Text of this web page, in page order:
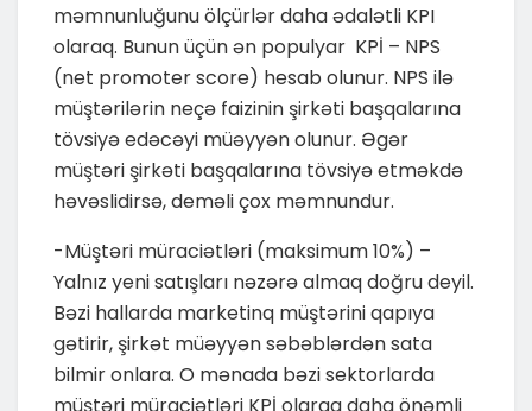
məmnunluğunu ölçürlər daha ədalətli KPI
olaraq. Bunun üçün ən populyar KPİ – NPS
(net promoter score) hesab olunur. NPS ilə
müştərilərin neçə faizinin şirkəti başqalarına
tövsiyə edəcəyi müəyyən olunur. Əgər
müştəri şirkəti başqalarına tövsiyə etməkdə
həvəslidirsə, deməli çox məmnundur.
-Müştəri müraciətləri (maksimum 10%) –
Yalnız yeni satışları nəzərə almaq doğru deyil.
Bəzi hallarda marketinq müştərini qapıya
gətirir, şirkət müəyyən səbəblərdən sata
bilmir onlara. O mənada bəzi sektorlarda
müştəri müraciətləri KPİ olaraq daha önəmli